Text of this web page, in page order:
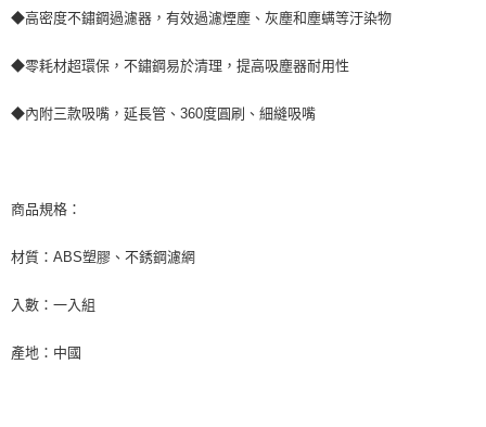
客戶支援中心」https://netprotections.freshdesk.com/support/home
【注意事項】
權轉讓予恩沛科技股份有限公司。
任。
時審查核予不同之上限額度；若仍有額度不足之情形，本公司將視審查結果
５．嚴禁一人註冊多個帳號或使用他人資訊註冊。若發現惡意使用之情形，
恩沛科技股份有限公司將有權停止該用戶之使用額度並採取法律行動。
每筆NT$70，滿NT$490(含以上)免運費
付款後7-11取貨 (運費70$)
每筆NT$70，滿NT$490(含以上)免運費
◆高密度不鏽鋼過濾器，有效過濾煙塵、灰塵和塵螨等汙染物
◆零耗材超環保，不鏽鋼易於清理，提高吸塵器耐用性
◆內附三款吸嘴，延長管、360度圓刷、細縫吸嘴
商品規格：
材質：ABS塑膠、不銹鋼濾網
入數：一入組
產地：中國